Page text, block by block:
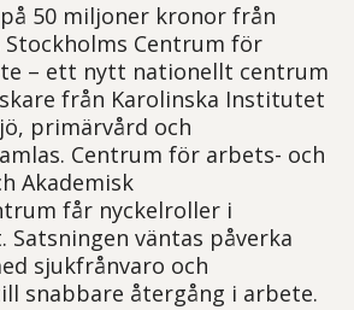
50 miljoner kronor från
Centrum för
– ett nytt nationellt centrum
från Karolinska Institutet
primärvård och
Centrum för arbets- och
Akademisk
får nyckelroller i
Satsningen väntas påverka
sjukfrånvaro och
snabbare återgång i arbete.